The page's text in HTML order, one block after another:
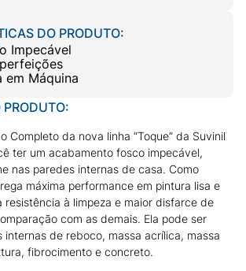
DO PRODUTO:
Impecável
em Máquina
PRODUTO:
Completo da nova linha “Toque” da Suvinil
ter um acabamento fosco impecável,
nas paredes internas de casa. Como
máxima performance em pintura lisa e
resistência à limpeza e maior disfarce de
com as demais. Ela pode ser
internas de reboco, massa acrílica, massa
fibrocimento e concreto.